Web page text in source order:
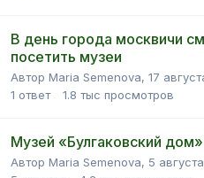
В день города москвичи
посетить музеи
Автор Maria Semenova, 17
1 ответ 1.8 тыс просмотров
Музей «Булгаковский дом»
Автор Maria Semenova, 5